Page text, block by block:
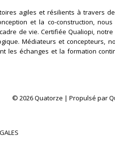
agiles et résilients à travers
et la co-construction, nous
de vie. Certifiée Qualiopi, notre
Médiateurs et concepteurs,
les échanges et la formation
© 2026 Quatorze | Propulsé par